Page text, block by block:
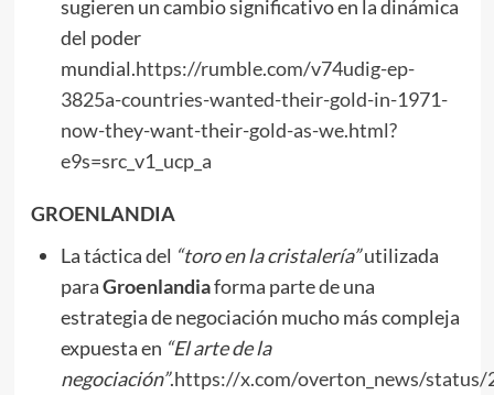
sugieren un cambio significativo en la dinámica
del poder
mundial.https://rumble.com/v74udig-ep-
3825a-countries-wanted-their-gold-in-1971-
now-they-want-their-gold-as-we.html?
e9s=src_v1_ucp_a
GROENLANDIA
La táctica del “toro en la cristalería”utilizada
paraGroenlandiaforma parte de una
estrategia de negociación mucho más compleja
expuesta en “El arte de la
negociación”.https://x.com/overton_news/status/